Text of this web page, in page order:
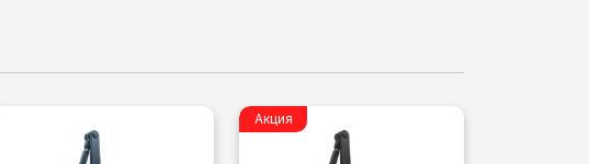
Акция